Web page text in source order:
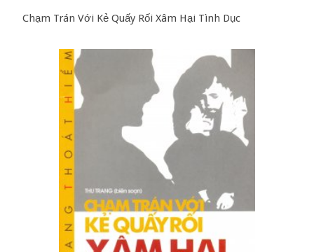
Chạm Trán Với Kẻ Quấy Rối Xâm Hại Tình Dục